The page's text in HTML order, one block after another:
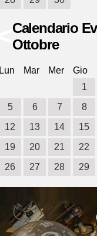
Calendario
Ottobre
Lun Mar Mer Gio
1
5
6 7 8
12
13 14 15
19
20 21 22
26
27 28 29